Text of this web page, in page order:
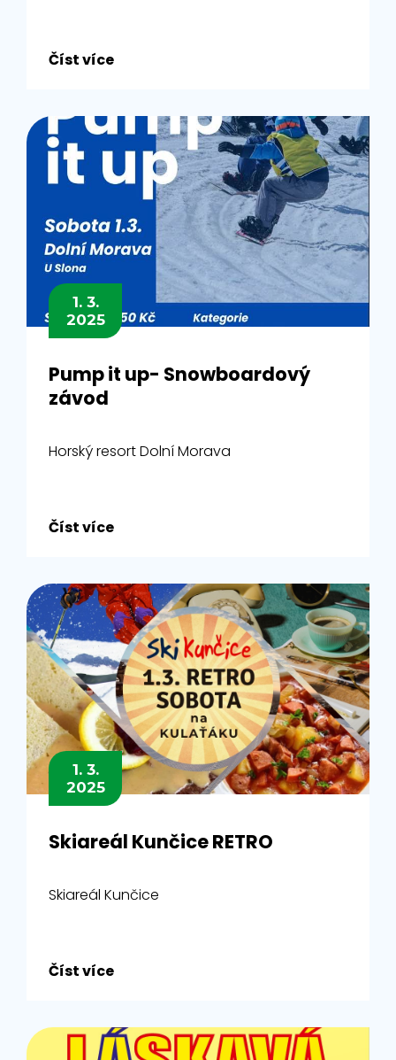
Číst více
1. 3.
2025
Pump it up- Snowboardový
závod
Horský resort Dolní Morava
Číst více
1. 3.
2025
Skiareál Kunčice RETRO
Skiareál Kunčice
Číst více